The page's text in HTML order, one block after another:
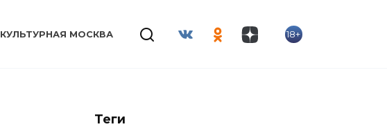
КУЛЬТУРНАЯ МОСКВА 18+
Теги